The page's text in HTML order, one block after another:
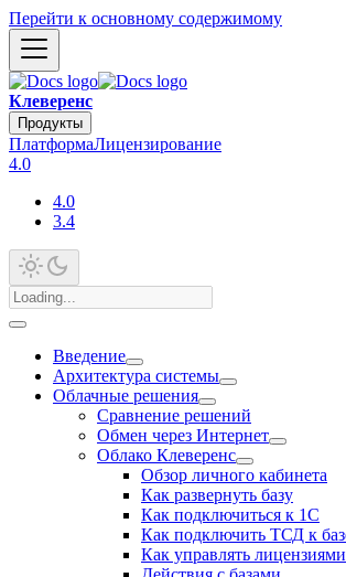
Перейти к основному содержимому
Клеверенс
Продукты
ПлатформаЛицензирование
4.0
4.0
3.4
Введение
Архитектура системы
Облачные решения
Сравнение решений
Обмен через Интернет
Облако Клеверенс
Обзор личного кабинета
Как развернуть базу
Как подключиться к 1С
Как подключить ТСД к
Как управлять лицензиями